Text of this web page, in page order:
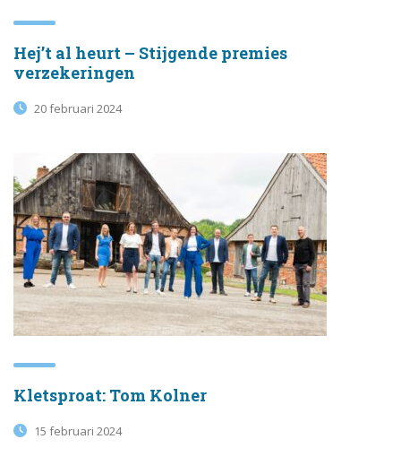
Hej’t al heurt – Stijgende premies
verzekeringen
20 februari 2024
Kletsproat: Tom Kolner
15 februari 2024